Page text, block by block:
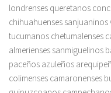
londrenses queretanos
chihuahuenses
tucumanos chetumalenses
almerienses sanmiguelinos
paceños azuleños
colimenses camaronenses